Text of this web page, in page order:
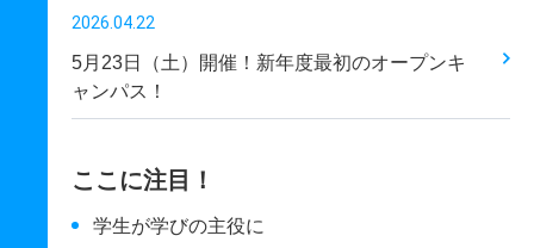
2026.04.22
5月23日（土）開催！新年度最初のオープンキ
ャンパス！
ここに注目！
学生が学びの主役に